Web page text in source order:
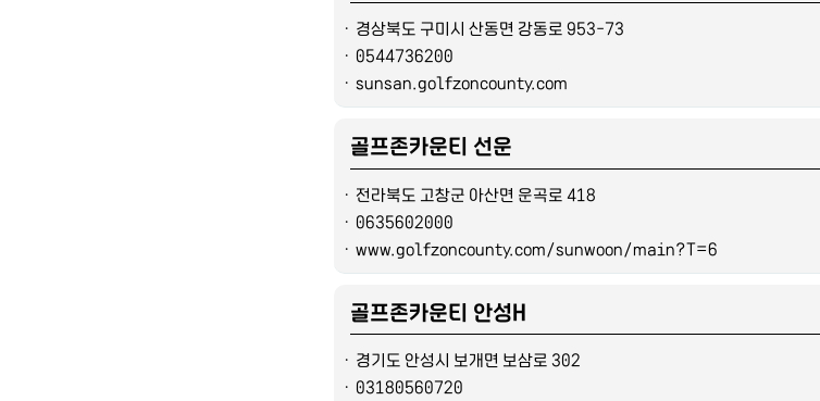
ㆍ 경상북도 구미시 산동면 강동로 953-73
ㆍ 0544736200
ㆍ sunsan.golfzoncounty.com
골프존카운티 선운
ㆍ 전라북도 고창군 아산면 운곡로 418
ㆍ 0635602000
ㆍ www.golfzoncounty.com/sunwoon/main?T=6
골프존카운티 안성H
ㆍ 경기도 안성시 보개면 보삼로 302
ㆍ 03180560720